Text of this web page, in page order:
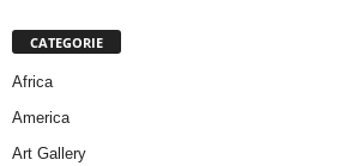
CATEGORIE
Africa
America
Art Gallery